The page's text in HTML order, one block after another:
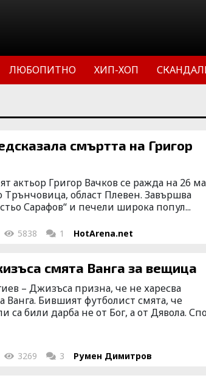
ЛЮБОПИТНО ХИП-ХОП
смъртта на Григор
актьор Григор Вачков се ражда на 26
Трънчовица, област Плевен. Завършва
Сарафов“ и печели широка попул...
5838 1 HotArena.net
смята Ванга за вещица
– Джизъса призна, че не харесва
Ванга. Бившият футболист смята, че
са били дарба не от Бог, а от Дявола.
3269 3 Румен Димитров